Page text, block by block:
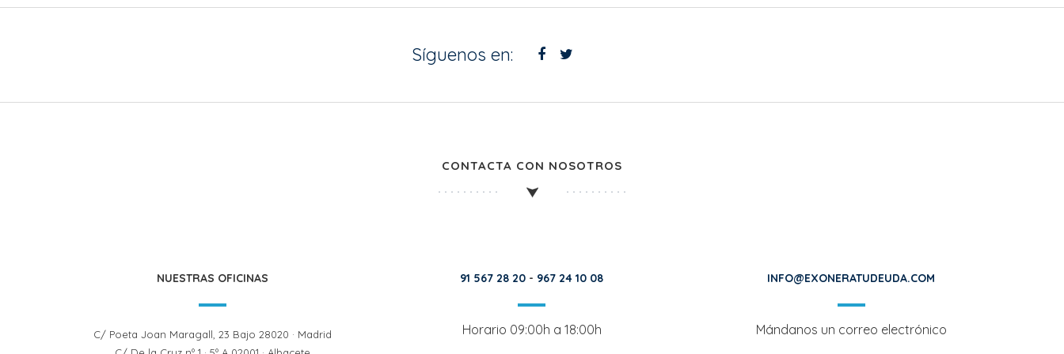
Síguenos en:
CONTACTA CON NOSOTROS
NUESTRAS OFICINAS
C/ Poeta Joan Maragall, 23 Bajo 28020 · Madrid
91 567 28 20 - 967 24 10 08
Horario 09:00h a 18:00h
INFO@EXONERATUDEUDA.COM
Mándanos un correo electrónico